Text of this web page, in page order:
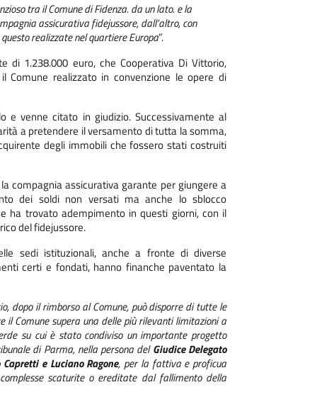
tra il Comune di Fidenza. da un lato. e la
assicurativa fidejussore, dall’altro, con
realizzate nel quartiere Europa”.
di 1.238.000 euro, che Cooperativa Di Vittorio,
Comune realizzato in convenzione le opere di
e venne citato in giudizio. Successivamente al
a pretendere il versamento di tutta la somma,
degli immobili che fossero stati costruiti
compagnia assicurativa garante per giungere a
dei soldi non versati ma anche lo sblocco
ha trovato adempimento in questi giorni, con il
del fidejussore.
sedi istituzionali, anche a fronte di diverse
certi e fondati, hanno finanche paventato la
dopo il rimborso al Comune, può disporre di tutte le
Comune supera una delle più rilevanti limitazioni a
su cui è stato condiviso un importante progetto
di Parma, nella persona delGiudice Delegato
Capretti e Luciano Ragone, per la fattiva e proficua
scaturite o ereditate dal fallimento della